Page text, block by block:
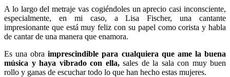
A lo largo del metraje vas cogiéndoles un aprecio casi inconsciente,
especialmente, en mi caso, a Lisa Fischer, una cantante
impresionante que está muy feliz con su papel como corista y habla
de cantar de una manera que enamora.
Es una obraimprescindible para cualquiera que ame la buena
música y haya vibrado con ella,sales de la sala con muy buen
rollo y ganas de escuchar todo lo que han hecho estas mujeres.